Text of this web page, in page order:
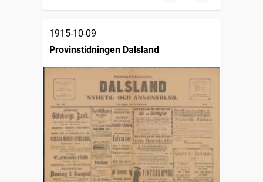
1915-10-09
Provinstidningen Dalsland